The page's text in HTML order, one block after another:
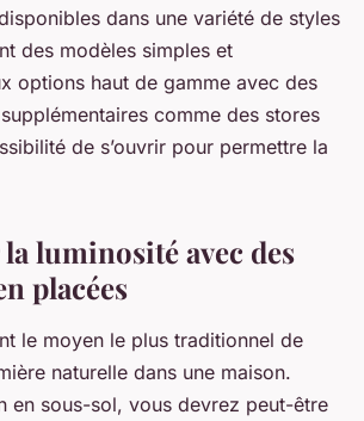
dans une variété de styles
des modèles simples et
options haut de gamme avec des
comme des stores
de s’ouvrir pour permettre la
luminosité avec des
placées
le moyen le plus traditionnel de
naturelle dans une maison.
en sous-sol, vous devrez peut-être